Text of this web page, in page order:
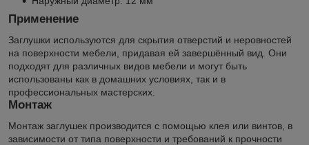
Применение
Заглушки используются для скрытия отверстий и неровностей
на поверхности мебели, придавая ей завершённый вид. Они
подходят для различных видов мебели и могут быть
использованы как в домашних условиях, так и в
профессиональных мастерских.
Монтаж
Монтаж заглушек производится с помощью клея или винтов, в
зависимости от типа поверхности и требований к прочности